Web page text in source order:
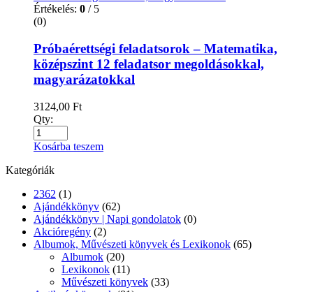
Értékelés: 0 / 5
(0)
Próbaérettségi feladatsorok – Matematika,
középszint 12 feladatsor megoldásokkal,
magyarázatokkal
3124,00 Ft
Qty:
Kosárba teszem
Kategóriák
2362 (1)
Ajándékkönyv (62)
Ajándékkönyv | Napi gondolatok (0)
Akcióregény (2)
Albumok, Művészeti könyvek és Lexikonok (65)
Albumok (20)
Lexikonok (11)
Művészeti könyvek (33)